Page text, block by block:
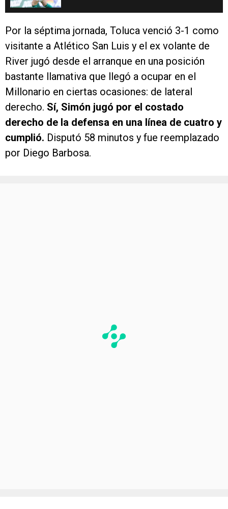
Por la séptima jornada, Toluca venció 3-1 como
visitante a Atlético San Luis y el ex volante de
River jugó desde el arranque en una posición
bastante llamativa que llegó a ocupar en el
Millonario en ciertas ocasiones: de lateral
derecho. Sí, Simón jugó por el costado
derecho de la defensa en una línea de cuatro y
cumplió. Disputó 58 minutos y fue reemplazado
por Diego Barbosa.